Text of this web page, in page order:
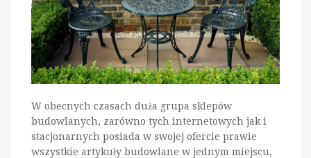
W obecnych czasach duża grupa sklepów
budowlanych, zarówno tych internetowych jak i
stacjonarnych posiada w swojej ofercie prawie
wszystkie artykuły budowlane w jednym miejscu,